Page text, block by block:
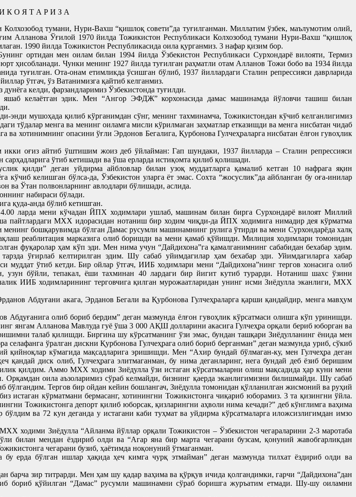
К О Я Т А Р И З А
тумани, Нури-Вахш “қишлоқ совети”да туғилганман. Миллатим ўзбек, маълумотим олий,
Алланова Ўғилой 1970 йилда Тожикистон Республикаси Колхозобод тумани Нури-Вахш “қишлоқ
1990 йилда Тожикистон Республикасида оила қурганмиз. 3 нафар қизим бор.
ортидан мен оилам билан 1994 йилда Ўзбекистон Республикаси Сурхондарё вилояти, Термиз
ҳисобланади. Чунки менинг 1927 йилда туғилган раҳматли отам Алланов Тожи бобо ва 1934 йилда
туғилган. Ота-онам етимликда ўсишган бўлиб, 1937 йиллардаги Сталин репрессияси даврларида
ўтгач, ўз Ватанимизга қайтиб келганмиз.
келди, фарзандларимиз Ўзбекистонда туғилди.
яшаб келаётган эдик. Мен “Ангор ЭФДЖ” корхонасида дамас машинамда йўловчи ташиш билан
энди мушоҳада қилиб кўрганимдан сўнг, менинг тахминамча, Тожикистондан кўчиб келганлигимиз
тўдалар менга ва менинг оиламга мисли кўрилмаган заҳматлар етказишди ва менга нисбатан чидаб
хотинимнинг опасини ўғли Эрдонов Бегалига, Қурбонова Гулчеҳраларга нисбатан ёлғон гувоҳлик
оғиз айтиб ўштишим жоиз деб ўйлайман: Гап шундаки, 1937 йилларда – Сталин репрессияси
ўтиб кетишади ва ўша ерларда истиқомта қилиб қолишади.
қилди” деган уйдирма айбловлар билан узоқ муддатларга қамалиб кетган 10 нафрага яқин
кўчиб келишган бўлса-да, Ўзбекистон уларга ёт эмас. Сохта “жосуслик”да айбланган бу оға-инилар
ва Ўтан полвонларнинг авлодлари бўлишади, аслида.
набираси бўлади.
қуда-анда бўлиб кетишган.
ларда мени кўчадан ЙПХ ходимлари ушлаб, машинам билан бирга Сурхондарё вилоят Миллий
пайтлардаги МХХ идорасидан нотаниш бир ходим чиқди-да ЙПХ ходимига нимадир дея кўрматма
бошқарувимда бўлган Дамас русумли машинамнинг рулига ўтирди ва мени Сурхондарёда халқ
реаблитация марказига олиб боришди ва мени қамаб қўйишди. Милиция ходимлари томонидан
фуқаролар ҳам кўп эди. Мен нима учун “Дайдихона”га қамалганимнинг сабабидан бехабар эдим.
ўғирлаб келтирилган эдим. Шу сабаб уйимдагилар ҳам бехабар эди. Уйимдагиларга хабар
ўтиб кетди. Бир ойлар ўтгач, ИИБ ходимлари мени “Дайдихона”нинг тергов хонасига олиб
бўйли, тепакал, ёши тахминан 40 лардаги бир йигит кутиб турарди. Нотаниш шахс ўзини
ИИБ ходимларининг терговчига қилган мурожаатларидан унинг исми Зиёдулла эканлиги, МХХ
Абдуғани акага, Эрданов Бегали ва Қурбонова Гулчеҳраларга қарши қандайдир, менга мавҳум
олиб бориб бердим” деган мазмунда ёлғон гувоҳлик кўрсатмаси олишга кўп уринишди.
янгам Алланова Мавлуда гуё ўша 3 000 АҚШ долларини акасига Гулчеҳра орқали бериб юборган ва
талаб қилишди. Биргина шу кўрсатманинг ўзи эмас, бундан ташқари Зиёдулланинг ёнида мен
ўралган дискни Қурбонова Гулчеҳрага олиб бориб берганман” деган мазмунда уриб, сўкиб
кўмагида мақсадларига эришишди. Мен “Ахир бундай бўлмаган-ку, мен Гулчеҳра деган
қандай диск олиб, Гулчеҳрага элитмаганман, бу нима деганларинг, нега бундай деб ёзиб беришим
қилдим. Аммо МХХ ходими Зиёдулла ўзи истаган кўрсатмаларни олиш мақсадида ҳар куни мени
Орқамдан оила аъзоларимиз сўраб келмайди, бизнинг қаерда эканлигимизни билишмайди. Шу сабаб
Тергов бир ойдан кейин бошлангач, Зиёдулла томонидан қўлланилган жисмоний ва руҳий
истаган кўрматмани бермасанг, хотинингни Тожикистонга чиқариб юборамиз. 3 та қизингни ўйла.
Тожикистонга депорт қилиб юборсак, қизларингни аҳволи нима кечади?” деб кўнглимга ваҳима
ва 72 кун деганда у истагани каби туҳмат ва уйдирма кўрсатмаларга иложсизлигимдан имзо
ходими Зиёдулла “Айланма йўллар орқали Тожикистон – Ўзбекистон чегараларини 2-3 маротаба
билан мендан ёздириб олди ва “Агар яна бир марта чегарани бузсам, қонуний жавобгарликдан
чегарани бузиб, ҳаётимда ноқонуний ўтмаганман.
ерда бўлган ишлар ҳақида ҳеч кимга чурқ этмайман” деган мазмунда тилхат ёздириб олди ва
зир титрарди. Мен ҳам шу қадар ваҳима ва қўрқув ичида қолгандимки, гарчи “Дайдихона”дан
бориб қўйилган “Дамас” русумли машинамни сўраб боришга журъатим етмади. Шу-шу оиламни